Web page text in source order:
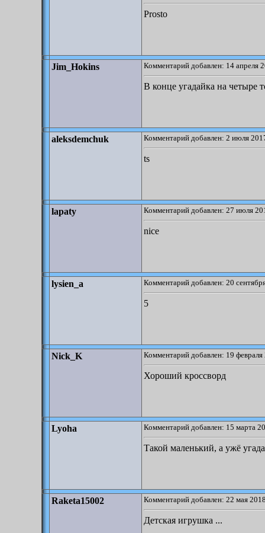
Prosto
Jim_Hokins Комментарий добавлен: 14 апреля
В конце угадайка на четыре
aleksdemchuk Комментарий добавлен: 2 июля
ts
lapaty Комментарий добавлен: 27 июля
nice
lysien_a Комментарий добавлен: 20
5
Nick_K Комментарий добавлен: 19
Хороший кроссворд
Lyoha Комментарий добавлен: 15 марта
Такой маленький, а ужё
Raketa15002 Комментарий добавлен: 22 мая
Детская игрушка ...